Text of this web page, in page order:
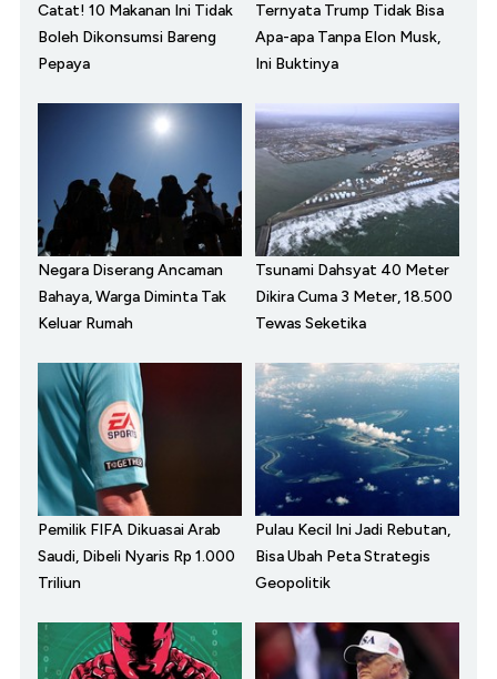
Catat! 10 Makanan Ini Tidak
Boleh Dikonsumsi Bareng
Pepaya
Ternyata Trump Tidak Bisa
Apa-apa Tanpa Elon Musk,
Ini Buktinya
Negara Diserang Ancaman
Bahaya, Warga Diminta Tak
Keluar Rumah
Tsunami Dahsyat 40 Meter
Dikira Cuma 3 Meter, 18.500
Tewas Seketika
Pemilik FIFA Dikuasai Arab
Saudi, Dibeli Nyaris Rp 1.000
Triliun
Pulau Kecil Ini Jadi Rebutan,
Bisa Ubah Peta Strategis
Geopolitik